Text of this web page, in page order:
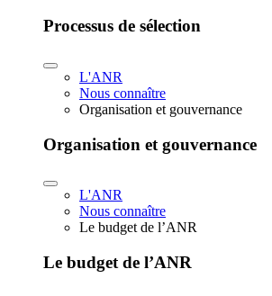
Processus de sélection
L'ANR
Nous connaître
Organisation et gouvernance
Organisation et gouvernance
L'ANR
Nous connaître
Le budget de l’ANR
Le budget de l’ANR